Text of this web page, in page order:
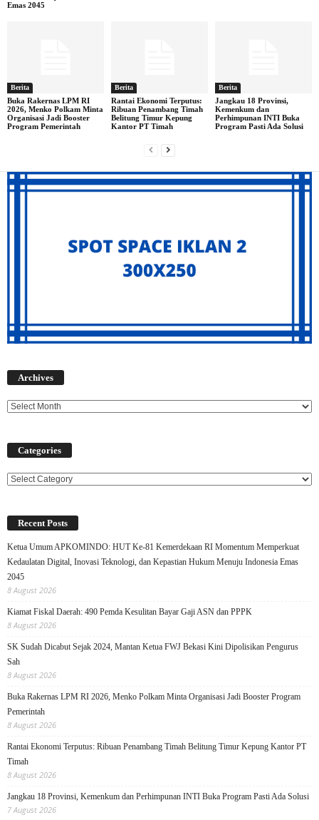
Emas 2045
Berita
Buka Rakernas LPM RI
2026, Menko Polkam Minta
Organisasi Jadi Booster
Program Pemerintah
Berita
Rantai Ekonomi Terputus:
Ribuan Penambang Timah
Belitung Timur Kepung
Kantor PT Timah
Berita
Jangkau 18 Provinsi,
Kemenkum dan
Perhimpunan INTI Buka
Program Pasti Ada Solusi
Archives
Categories
Categories
Recent Posts
Ketua Umum APKOMINDO: HUT Ke-81 Kemerdekaan RI Momentum Memperkuat
Kedaulatan Digital, Inovasi Teknologi, dan Kepastian Hukum Menuju Indonesia Emas
2045
8 August 2026
Kiamat Fiskal Daerah: 490 Pemda Kesulitan Bayar Gaji ASN dan PPPK
8 August 2026
SK Sudah Dicabut Sejak 2024, Mantan Ketua FWJ Bekasi Kini Dipolisikan Pengurus
Sah
8 August 2026
Buka Rakernas LPM RI 2026, Menko Polkam Minta Organisasi Jadi Booster Program
Pemerintah
8 August 2026
Rantai Ekonomi Terputus: Ribuan Penambang Timah Belitung Timur Kepung Kantor PT
Timah
8 August 2026
Jangkau 18 Provinsi, Kemenkum dan Perhimpunan INTI Buka Program Pasti Ada Solusi
7 August 2026